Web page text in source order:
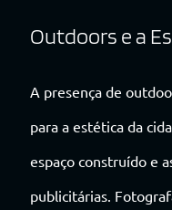
Outdoors e a
A presença de
para a estética da
espaço construído e
publicitárias.